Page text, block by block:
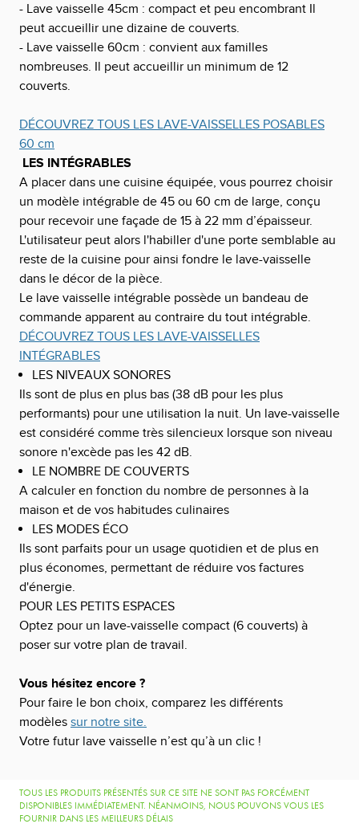
- Lave vaisselle 45cm : compact et peu encombrant Il
peut accueillir une dizaine de couverts.
- Lave vaisselle 60cm : convient aux familles
nombreuses. Il peut accueillir un minimum de 12
couverts.
DÉCOUVREZ TOUS LES LAVE-VAISSELLES POSABLES
60 cm
LES INTÉGRABLES
A placer dans une cuisine équipée, vous pourrez choisir
un modèle intégrable de 45 ou 60 cm de large, conçu
pour recevoir une façade de 15 à 22 mm d’épaisseur.
L'utilisateur peut alors l'habiller d'une porte semblable au
reste de la cuisine pour ainsi fondre le lave-vaisselle
dans le décor de la pièce.
Le lave vaisselle intégrable possède un bandeau de
commande apparent au contraire du tout intégrable.
DÉCOUVREZ TOUS LES LAVE-VAISSELLES
INTÉGRABLES
LES NIVEAUX SONORES
Ils sont de plus en plus bas (38 dB pour les plus
performants) pour une utilisation la nuit. Un lave-vaisselle
est considéré comme très silencieux lorsque son niveau
sonore n'excède pas les 42 dB.
LE NOMBRE DE COUVERTS
A calculer en fonction du nombre de personnes à la
maison et de vos habitudes culinaires
LES MODES ÉCO
Ils sont parfaits pour un usage quotidien et de plus en
plus économes, permettant de réduire vos factures
d'énergie.
POUR LES PETITS ESPACES
Optez pour un lave-vaisselle compact (6 couverts) à
poser sur votre plan de travail.
Vous hésitez encore ?
Pour faire le bon choix, comparez les différents
modèles sur notre site.
Votre futur lave vaisselle n’est qu’à un clic !
TOUS LES PRODUITS PRÉSENTÉS SUR CE SITE NE SONT PAS FORCÉMENT
DISPONIBLES IMMÉDIATEMENT. NÉANMOINS, NOUS POUVONS VOUS LES
FOURNIR DANS LES MEILLEURS DÉLAIS